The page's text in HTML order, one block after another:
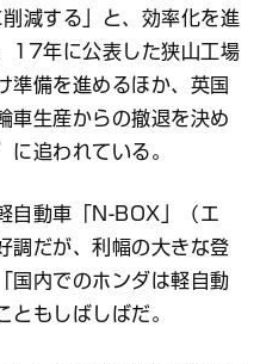
減する」と、効率化を進
17年に公表した狭山工場
準備を進めるほか、英国
車生産からの撤退を決め
追われている。
自動車「N-BOX」（エ
調だが、利幅の大きな登
国内でのホンダは軽自動
ともしばしばだ。